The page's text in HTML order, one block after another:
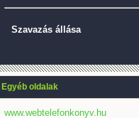
Szavazás állása
Egyéb oldalak
www.webtelefonkonyv.hu